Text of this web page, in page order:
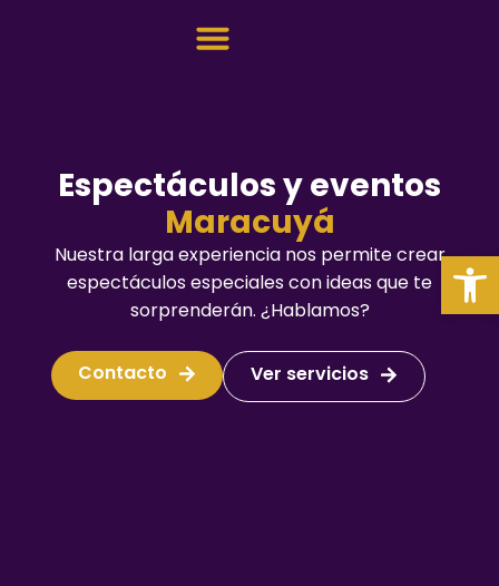
Espectáculos y eventos
Maracuyá
Nuestra larga experiencia nos permite crear
espectáculos especiales con ideas que te
sorprenderán. ¿Hablamos?
Contacto Ver servicios